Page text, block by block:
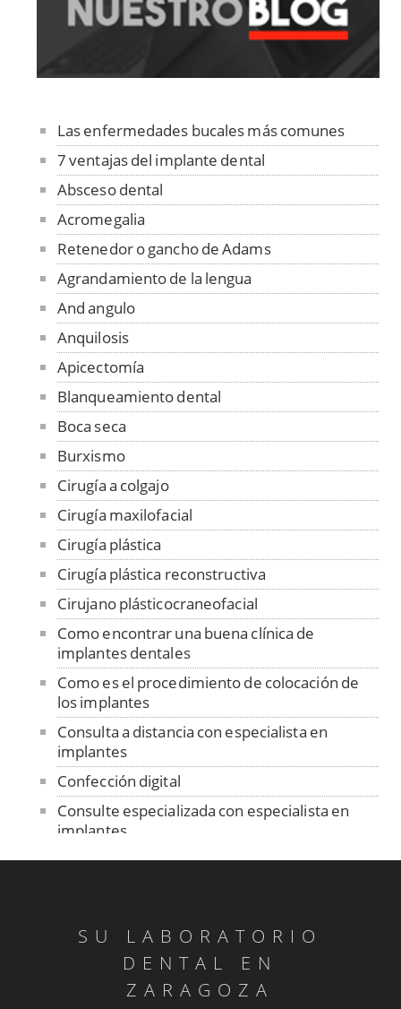
Las enfermedades bucales más comunes
7 ventajas del implante dental
Absceso dental
Acromegalia
Retenedor o gancho de Adams
Agrandamiento de la lengua
And angulo
Anquilosis
Apicectomía
Blanqueamiento dental
Boca seca
Burxismo
Cirugía a colgajo
Cirugía maxilofacial
Cirugía plástica
Cirugía plástica reconstructiva
Cirujano plásticocraneofacial
Como encontrar una buena clínica de
implantes dentales
Como es el procedimiento de colocación de
los implantes
Consulta a distancia con especialista en
implantes
Confección digital
Consulte especializada con especialista en
implantes
Contención
Dentadura sobre implantes
SU LABORATORIO
DENTAL EN
ZARAGOZA